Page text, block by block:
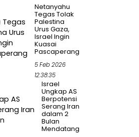
Netanyahu
Tegas Tolak
Palestina
Urus Gaza,
Israel Ingin
Kuasai
Pascaperang
5 Feb 2026
12:38:35
Israel
Ungkap AS
Berpotensi
Serang Iran
dalam 2
Bulan
Mendatang